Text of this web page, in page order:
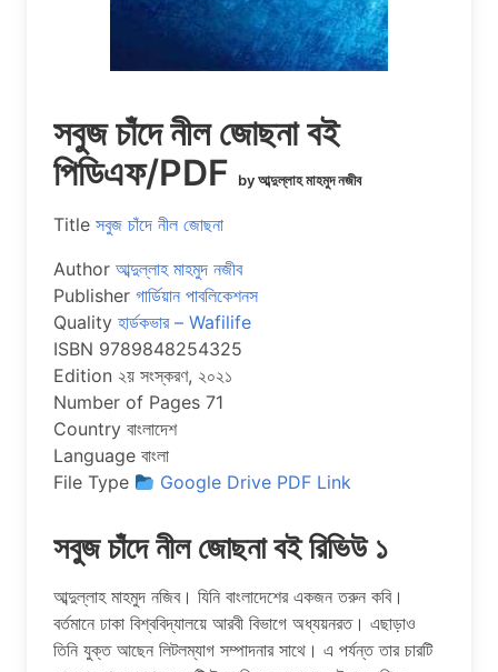
সবুজ চাঁদে নীল জোছনা বই
পিডিএফ/PDF
by আব্দুল্লাহ মাহমুদ নজীব
Title সবুজ চাঁদে নীল জোছনা
Author আব্দুল্লাহ মাহমুদ নজীব
Publisher গার্ডিয়ান পাবলিকেশনস
Quality হার্ডকভার – Wafilife
ISBN 9789848254325
Edition ২য় সংস্করণ, ২০২১
Number of Pages 71
Country বাংলাদেশ
Language বাংলা
File Type
Google Drive PDF Link
সবুজ চাঁদে নীল জোছনা বই রিভিউ ১
আব্দুল্লাহ মাহমুদ নজিব। যিনি বাংলাদেশের একজন তরুন কবি।
বর্তমানে ঢাকা বিশ্ববিদ্যালয়ে আরবী বিভাগে অধ্যয়নরত। এছাড়াও
তিনি যুক্ত আছেন লিটলম্যাগ সম্পাদনার সাথে। এ পর্যন্ত তার চারটি